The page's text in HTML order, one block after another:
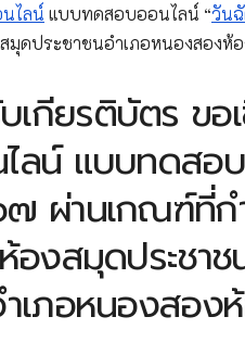
ไลน์ แบบทดสอบออนไลน์ “วัน
ดประชาชนอำเภอหนองสองห้
เกียรติบัตร ข
ลน์ แบบทดสอ
ผ่านเกณฑ์ที่ก
องสมุดประชา
ำเภอหนองสอ